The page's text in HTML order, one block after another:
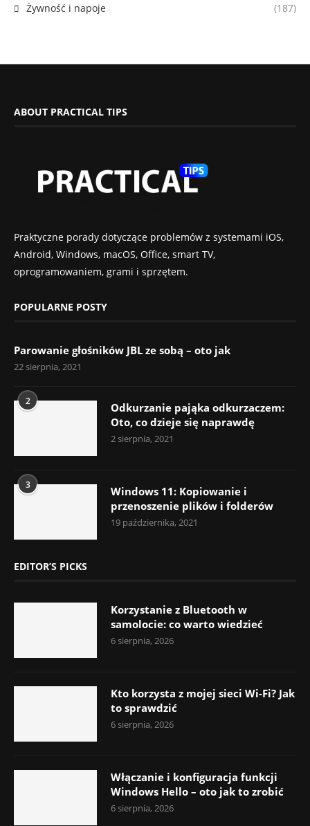
Żywność i napoje (187)
ABOUT PRACTICAL TIPS
Praktyczne porady dotyczące problemów z systemami iOS,
Android, Windows, macOS, Office, smart TV,
oprogramowaniem, grami i sprzętem.
POPULARNE POSTY
Parowanie głośników JBL ze sobą – oto jak
22 sierpnia, 2021
2
Odkurzanie pająka odkurzaczem:
Oto, co dzieje się naprawdę
2 sierpnia, 2021
3
Windows 11: Kopiowanie i
przenoszenie plików i folderów
19 października, 2021
EDITOR’S PICKS
Korzystanie z Bluetooth w
samolocie: co warto wiedzieć
6 sierpnia, 2026
Kto korzysta z mojej sieci Wi-Fi? Jak
to sprawdzić
6 sierpnia, 2026
Włączanie i konfiguracja funkcji
Windows Hello – oto jak to zrobić
6 sierpnia, 2026